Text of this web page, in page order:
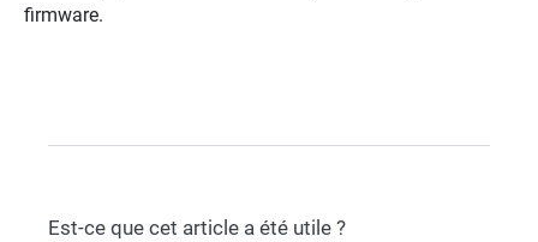
firmware.
Est-ce que cet article a été utile ?